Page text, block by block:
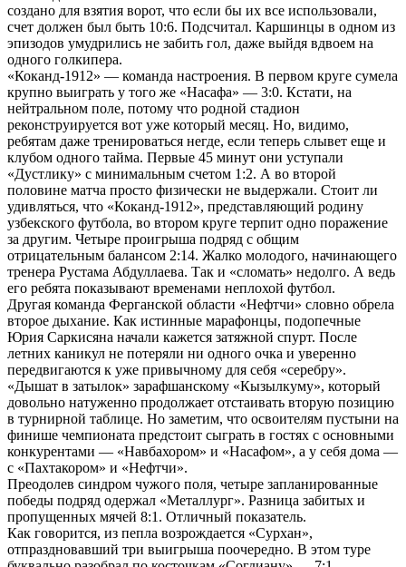
создано для взятия ворот, что если бы их все использовали,
счет должен был быть 10:6. Подсчитал. Каршинцы в одном из
эпизодов умудрились не забить гол, даже выйдя вдвоем на
одного голкипера.
«Коканд-1912» — команда настроения. В первом круге сумела
крупно выиграть у того же «Насафа» — 3:0. Кстати, на
нейтральном поле, потому что родной стадион
реконструируется вот уже который месяц. Но, видимо,
ребятам даже тренироваться негде, если теперь слывет еще и
клубом одного тайма. Первые 45 минут они уступали
«Дустлику» с минимальным счетом 1:2. А во второй
половине матча просто физически не выдержали. Стоит ли
удивляться, что «Коканд-1912», представляющий родину
узбекского футбола, во втором круге терпит одно поражение
за другим. Четыре проигрыша подряд с общим
отрицательным балансом 2:14. Жалко молодого, начинающего
тренера Рустама Абдуллаева. Так и «сломать» недолго. А ведь
его ребята показывают временами неплохой футбол.
Другая команда Ферганской области «Нефтчи» словно обрела
второе дыхание. Как истинные марафонцы, подопечные
Юрия Саркисяна начали кажется затяжной спурт. После
летних каникул не потеряли ни одного очка и уверенно
передвигаются к уже привычному для себя «серебру».
«Дышат в затылок» зарафшанскому «Кызылкуму», который
довольно натуженно продолжает отстаивать вторую позицию
в турнирной таблице. Но заметим, что освоителям пустыни на
финише чемпионата предстоит сыграть в гостях с основными
конкурентами — «Навбахором» и «Насафом», а у себя дома —
с «Пахтакором» и «Нефтчи».
Преодолев синдром чужого поля, четыре запланированные
победы подряд одержал «Металлург». Разница забитых и
пропущенных мячей 8:1. Отличный показатель.
Как говорится, из пепла возрождается «Сурхан»,
отпраздновавший три выигрыша поочередно. В этом туре